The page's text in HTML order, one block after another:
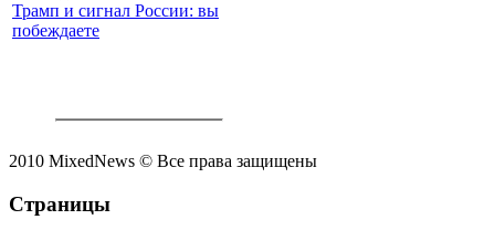
Трамп и сигнал России: вы
побеждаете
2010 MixedNews © Все права защищены
Страницы